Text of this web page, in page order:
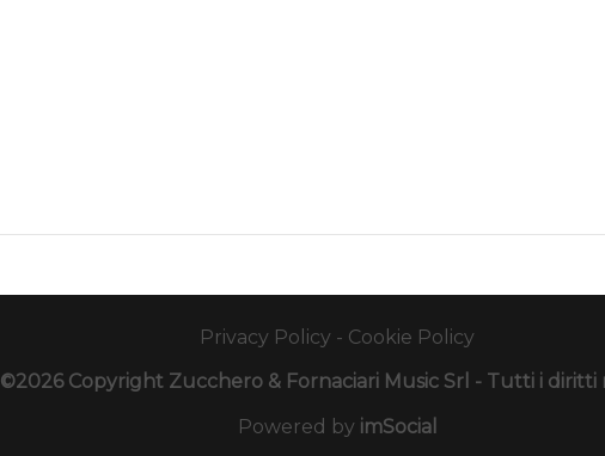
Privacy Policy - Cookie Policy
©2026 Copyright Zucchero & Fornaciari Music Srl - Tutti i diritti
Powered by imSocial